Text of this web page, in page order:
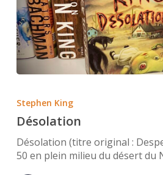
Stephen King
Désolation
Désolation (titre original :
50 en plein milieu du désert du